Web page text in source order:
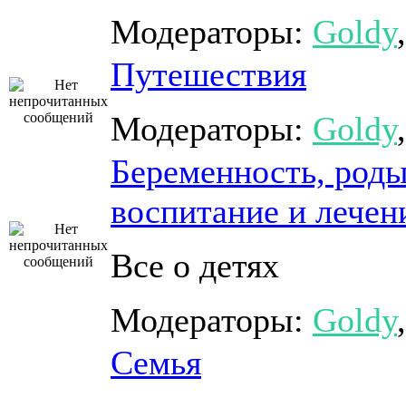
Модераторы: Goldy
Путешествия
Модераторы: Goldy
Беременность,
воспитание и
Все о детях
Модераторы: Goldy
Семья